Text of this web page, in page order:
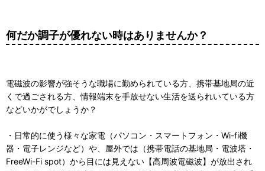
何だか調子が優れない時はありませんか？
電磁波の影響が強そうな職場に勤められている方、携帯基地局の近
くで過ごされる方、情報端末を手放せない生活を送られいている方
などいかがでしょうか？
・日常的に使う様々な家電（パソコン・スマートフォン・Wi-fi機
器・電子レンジなど）や、屋外では（携帯電話の基地局・電波塔・
FreeWi-Fi spot）から目には見えない【高周波電磁波】が放出され